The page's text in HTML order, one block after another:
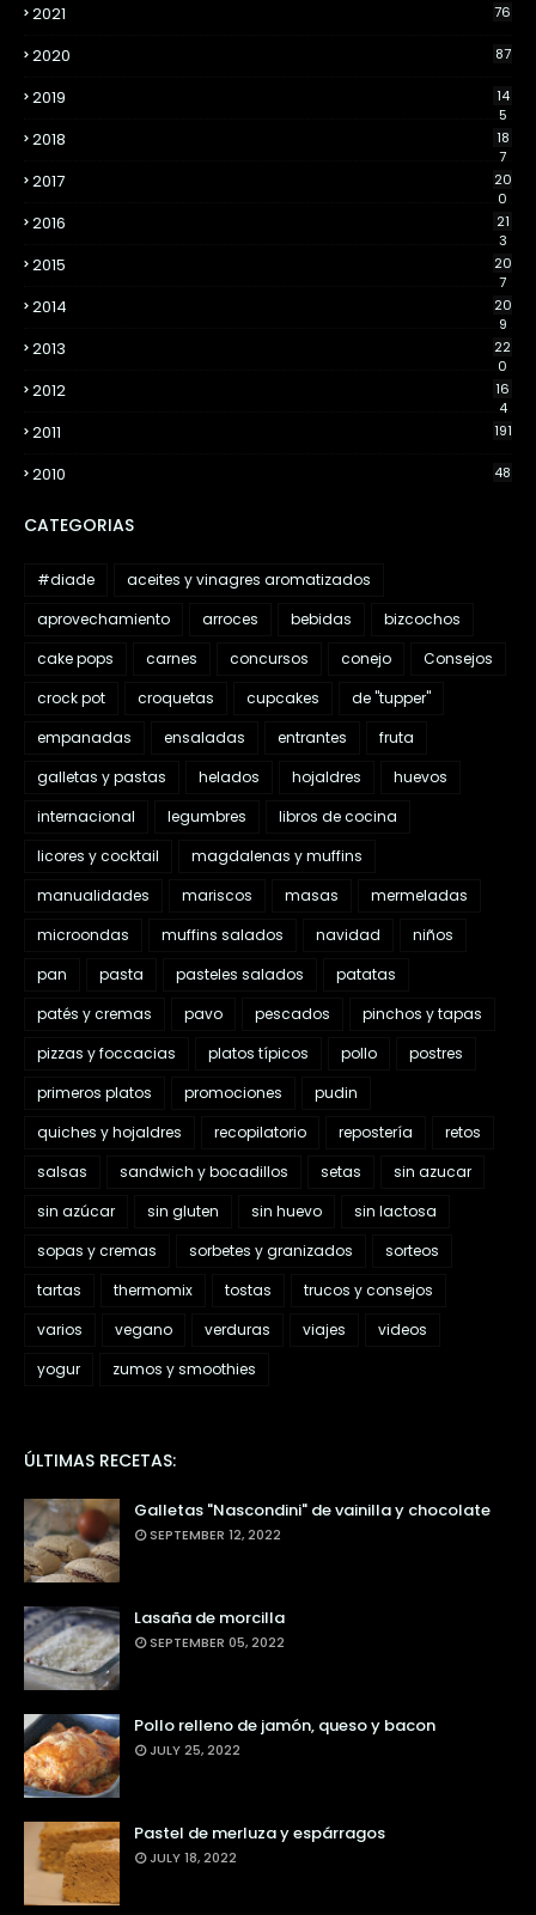
2021 76
2020 87
2019
14
5
2018
18
7
2017
20
0
2016
21
3
2015
20
7
2014
20
9
2013
22
0
2012
16
4
2011 191
2010 48
CATEGORIAS
#diade
aceites y vinagres aromatizados
aprovechamiento
arroces bebidas
bizcochos
cake pops
carnes concursos conejo
Consejos
crock pot
croquetas cupcakes
de "tupper"
empanadas
ensaladas entrantes
fruta
galletas y pastas
helados hojaldres
huevos
internacional
legumbres
libros de cocina
licores y cocktail
magdalenas y muffins
manualidades
mariscos masas
mermeladas
microondas
muffins salados navidad
niños
pan
pasta pasteles salados
patatas
patés y cremas
pavo pescados
pinchos y tapas
pizzas y foccacias
platos típicos pollo
postres
primeros platos
promociones
pudin
quiches y hojaldres
recopilatorio repostería
retos
salsas
sandwich y bocadillos setas
sin azucar
sin azúcar
sin gluten sin huevo
sin lactosa
sopas y cremas
sorbetes y granizados
sorteos
tartas
thermomix tostas
trucos y consejos
varios
vegano verduras viajes
videos
yogur
zumos y smoothies
ÚLTIMAS RECETAS:
Galletas "Nascondini" de vainilla y chocolate
SEPTEMBER 12, 2022
Lasaña de morcilla
SEPTEMBER 05, 2022
Pollo relleno de jamón, queso y bacon
JULY 25, 2022
Pastel de merluza y espárragos
JULY 18, 2022